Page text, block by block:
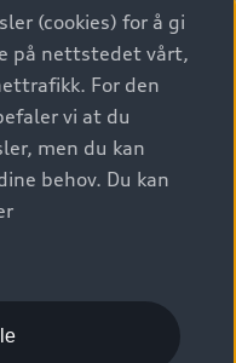
(cookies) for å gi
på nettstedet vårt,
For den
vi at du
men du kan
behov. Du kan